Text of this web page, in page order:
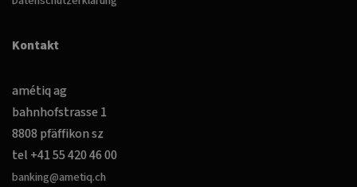
Kontakt
amétiq ag
bahnhofstrasse 1
8808 pfäffikon sz
tel +41 55 420 46 00
banking@ametiq.ch